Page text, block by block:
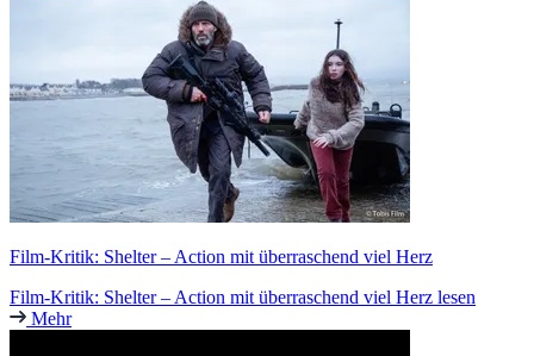
Film-Kritik: Shelter – Action mit überraschend viel Herz
Film-Kritik: Shelter – Action mit überraschend viel Herz lesen
Mehr